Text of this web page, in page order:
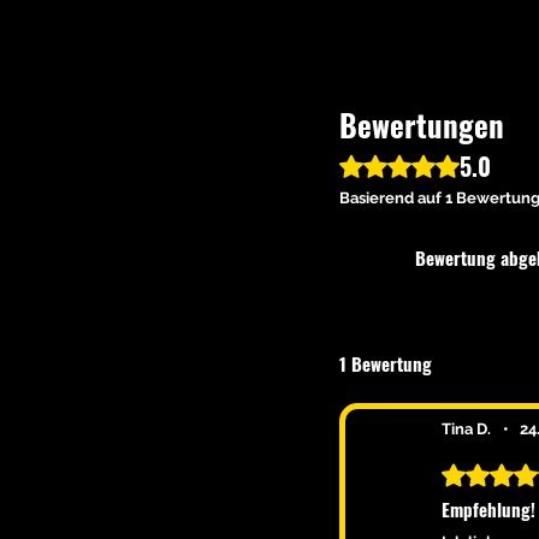
Bewertungen
Mit 5 von 5 Sternen
5.0
Basierend auf 1 Bewertung
Bewertung
1 Bewertung
Tina D. •
Mit 5 von 5
Empfehlung!